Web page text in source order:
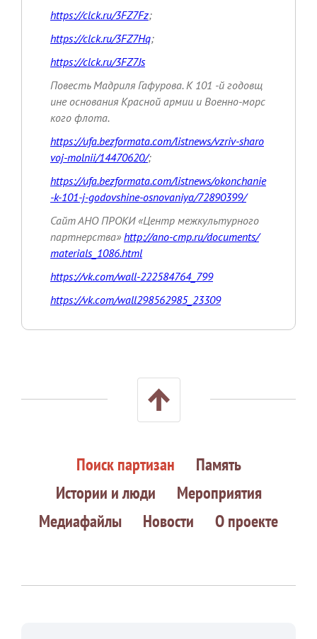
https://clck.ru/3FZ7Fz;
https://clck.ru/3FZ7Hq;
https://clck.ru/3FZ7Js
Повесть Мадриля Гафурова. К 101 -й годовщ
ине основания Красной армии и Военно-морс
кого флота.
https://ufa.bezformata.com/listnews/vzriv-sharo
voj-molnii/14470620/;
https://ufa.bezformata.com/listnews/okonchanie
-k-101-j-godovshine-osnovaniya/72890399/
Сайт АНО ПРОКИ «Центр межкультурного
партнерства» http://ano-cmp.ru/documents/
materials_1086.html
https://vk.com/wall-222584764_799
https://vk.com/wall298562985_23309
Поиск партизан
Память
Истории и люди
Мероприятия
Медиафайлы
Новости О проекте